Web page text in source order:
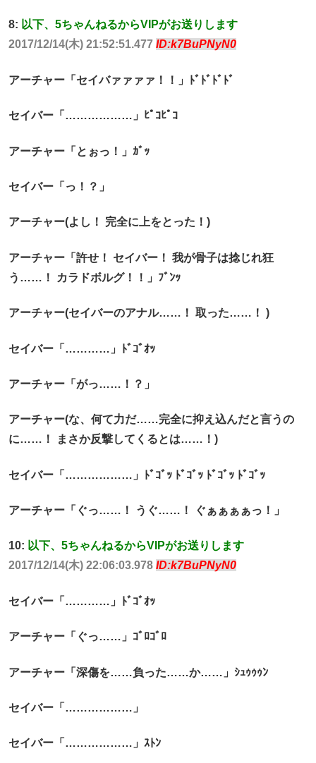
8: 以下、5ちゃんねるからVIPがお送りします
2017/12/14(木) 21:52:51.477 ID:k7BuPNyN0
アーチャー「セイバァァァァ！！」ﾄﾞﾄﾞﾄﾞﾄﾞ
セイバー「………………」ﾋﾟｺﾋﾟｺ
アーチャー「とぉっ！」ｶﾞｯ
セイバー「っ！？」
アーチャー(よし！ 完全に上をとった！)
アーチャー「許せ！ セイバー！ 我が骨子は捻じれ狂
う……！ カラドボルグ！！」ﾌﾞﾝｯ
アーチャー(セイバーのアナル……！ 取った……！ )
セイバー「…………」ﾄﾞｺﾞｵｯ
アーチャー「がっ……！？」
アーチャー(な、何て力だ……完全に抑え込んだと言うの
に……！ まさか反撃してくるとは……！)
セイバー「………………」ﾄﾞｺﾞｯ ﾄﾞｺﾞｯ ﾄﾞｺﾞｯ ﾄﾞｺﾞｯ
アーチャー「ぐっ……！ うぐ……！ ぐぁぁぁぁっ！」
10: 以下、5ちゃんねるからVIPがお送りします
2017/12/14(木) 22:06:03.978 ID:k7BuPNyN0
セイバー「…………」ﾄﾞｺﾞｵｯ
アーチャー「ぐっ……」ｺﾞﾛｺﾞﾛ
アーチャー「深傷を……負った……か……」ｼｭｩｩｩﾝ
セイバー「………………」
セイバー「………………」ｽﾄﾝ